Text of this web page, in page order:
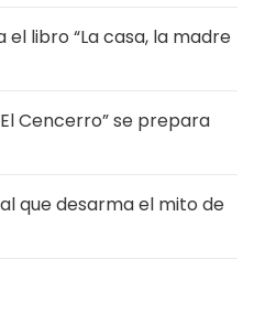
libro “La casa, la madre
Cencerro” se prepara
que desarma el mito de